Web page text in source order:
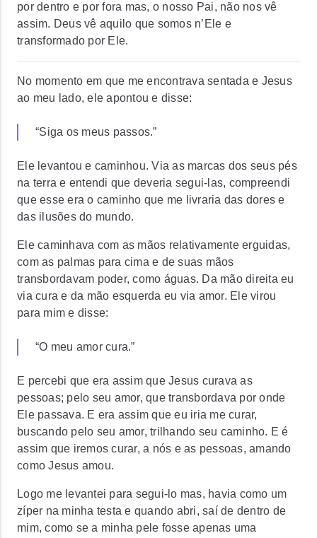
por dentro e por fora mas, o nosso Pai, não nos vê
assim. Deus vê aquilo que somos n’Ele e
transformado por Ele.
No momento em que me encontrava sentada e Jesus
ao meu lado, ele apontou e disse:
“Siga os meus passos.”
Ele levantou e caminhou. Via as marcas dos seus pés
na terra e entendi que deveria segui-las, compreendi
que esse era o caminho que me livraria das dores e
das ilusões do mundo.
Ele caminhava com as mãos relativamente erguidas,
com as palmas para cima e de suas mãos
transbordavam poder, como águas. Da mão direita eu
via cura e da mão esquerda eu via amor. Ele virou
para mim e disse:
“O meu amor cura.”
E percebi que era assim que Jesus curava as
pessoas; pelo seu amor, que transbordava por onde
Ele passava. E era assim que eu iria me curar,
buscando pelo seu amor, trilhando seu caminho. E é
assim que iremos curar, a nós e as pessoas, amando
como Jesus amou.
Logo me levantei para segui-lo mas, havia como um
zíper na minha testa e quando abri, saí de dentro de
mim, como se a minha pele fosse apenas uma